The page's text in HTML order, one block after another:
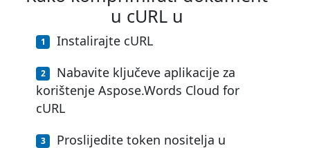
u cURL u
Instalirajte cURL
Nabavite ključeve aplikacije za
korištenje Aspose.Words Cloud for
cURL
Proslijedite token nositelja u